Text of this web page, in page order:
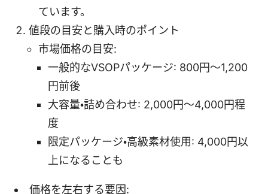
ています。
値段の目安と購入時のポイント
市場価格の目安:
一般的なVSOPパッケージ: 800円〜1,200
円前後
大容量・詰め合わせ: 2,000円〜4,000円程
度
限定パッケージ・高級素材使用: 4,000円以
上になることも
価格を左右する要因: